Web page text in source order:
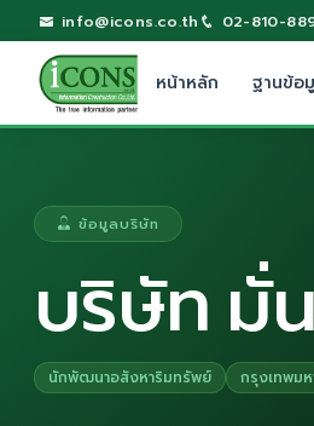
info@icons.co.th 02-810-
หน้าหลัก ฐานข้อ
ข้อมูลบริษัท
บริษัท มั่
นักพัฒนาอสังหาริมทรัพย์ กรุงเทพม